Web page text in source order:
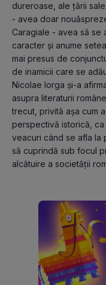
dureroase, ale ţării
- avea doar
Caragiale - avea să se
caracter şi anume
mai presus de
de inamicii care se
Nicolae Iorga şi-a
asupra literaturii
trecut, privită aşa cum
perspectivă istorică,
veacuri când se afla la
să cuprindă sub focul
alcătuire a societăţii